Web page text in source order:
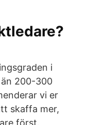
i
200-300
vi er
skaffa mer,
först.